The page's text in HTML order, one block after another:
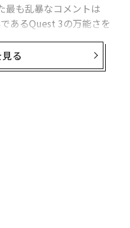
最も乱暴なコメントは
あるQuest 3の万能さを
、社会性およびケーブル
方が価値が高いというだ
た製品だと私は思ってい
る